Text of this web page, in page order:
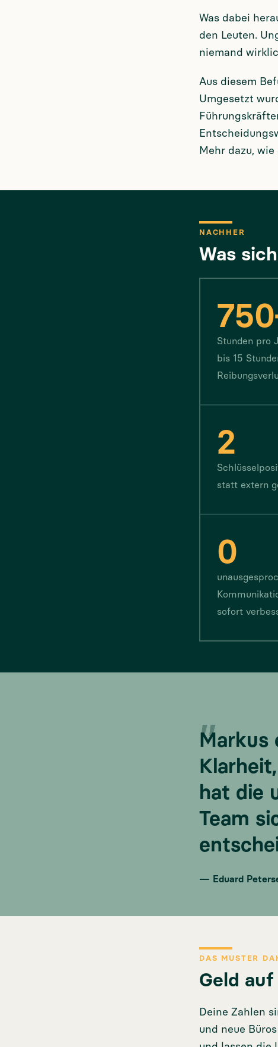
Was dabei
den Leuten.
niemand
Aus diesem
Umgesetzt
Mehr dazu,
NACHHER
Was
Stunden pro
bis 15
2
statt extern
0
sofort
„
Markus
hat die
Team
— Eduard
DAS MUSTER
Geld
Deine Zahlen
und neue